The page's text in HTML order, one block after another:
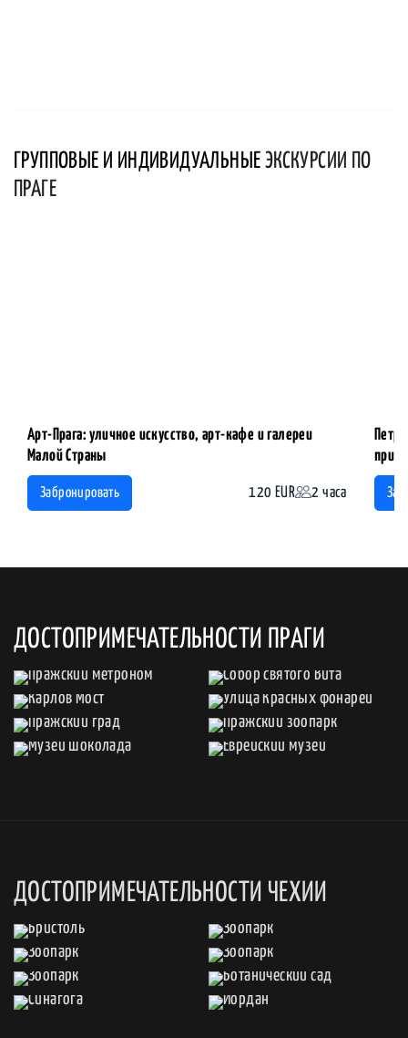
ГРУППОВЫЕ И ИНДИВИДУАЛЬНЫЕ ЭКСКУРСИИ ПО
ПРАГЕ
Арт-Прага: уличное искусство, арт-кафе и галереи
Малой Страны
Забронировать 120 EUR 2 часа
ДОСТОПРИМЕЧАТЕЛЬНОСТИ ПРАГИ
ДОСТОПРИМЕЧАТЕЛЬНОСТИ ЧЕХИИ